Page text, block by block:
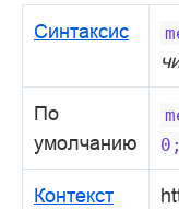
Синтаксис
По
умолчанию
0;
Контекст